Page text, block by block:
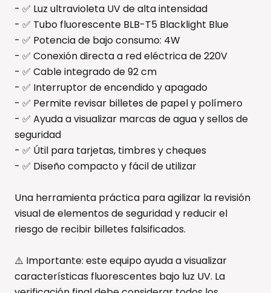
- ✅ Luz ultravioleta UV de alta intensidad
- ✅ Tubo fluorescente BLB-T5 Blacklight Blue
- ✅ Potencia de bajo consumo: 4W
- ✅ Conexión directa a red eléctrica de 220V
- ✅ Cable integrado de 92 cm
- ✅ Interruptor de encendido y apagado
- ✅ Permite revisar billetes de papel y polímero
- ✅ Ayuda a visualizar marcas de agua y sellos de
seguridad
- ✅ Útil para tarjetas, timbres y cheques
- ✅ Diseño compacto y fácil de utilizar
Una herramienta práctica para agilizar la revisión
visual de elementos de seguridad y reducir el
riesgo de recibir billetes falsificados.
⚠️ Importante: este equipo ayuda a visualizar
características fluorescentes bajo luz UV. La